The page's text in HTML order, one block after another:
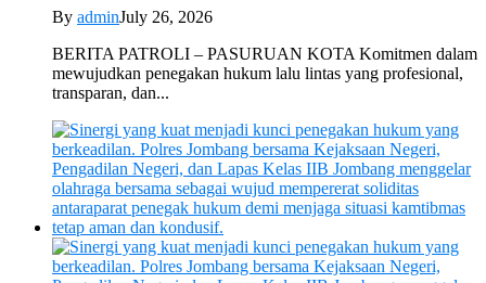
By adminJuly 26, 2026
BERITA PATROLI – PASURUAN KOTA Komitmen dalam
mewujudkan penegakan hukum lalu lintas yang profesional,
transparan, dan...